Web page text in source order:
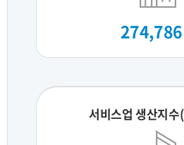
274,786
서비스업 생산지